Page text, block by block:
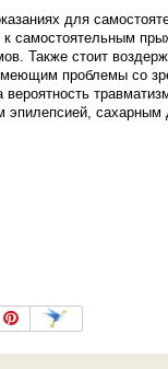
для
самостоятельным
Также стоит
проблемы со